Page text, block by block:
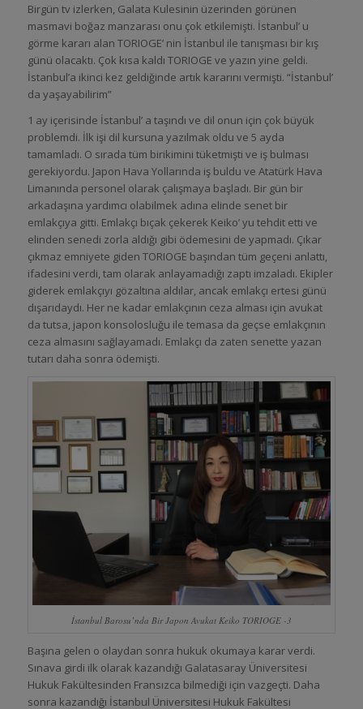
Birgün tv izlerken, Galata Kulesinin üzerinden görünen
masmavi boğaz manzarası onu çok etkilemişti. İstanbul’ u
görme kararı alan TORIOGE’ nin İstanbul ile tanışması bir kış
günü olacaktı. Çok kısa kaldı TORIOGE ve yazın yine geldi.
İstanbul’a ikinci kez geldiğinde artık kararını vermişti. “İstanbul’
da yaşayabilirim”
1 ay içerisinde İstanbul’ a taşındı ve dil onun için çok büyük
problemdi. İlk işi dil kursuna yazılmak oldu ve 5 ayda
tamamladı. O sırada tüm birikimini tüketmişti ve iş bulması
gerekiyordu. Japon Hava Yollarında iş buldu ve Atatürk Hava
Limanında personel olarak çalışmaya başladı. Bir gün bir
arkadaşına yardımcı olabilmek adına elinde senet bir
emlakçıya gitti. Emlakçı bıçak çekerek Keiko’ yu tehdit etti ve
elinden senedi zorla aldığı gibi ödemesini de yapmadı. Çıkar
çıkmaz emniyete giden TORIOGE başından tüm geçeni anlattı,
ifadesini verdi, tam olarak anlayamadığı zaptı imzaladı. Ekipler
giderek emlakçıyı gözaltına aldılar, ancak emlakçı ertesi günü
dışarıdaydı. Her ne kadar emlakçının ceza alması için avukat
da tutsa, japon konsolosluğu ile temasa da geçse emlakçının
ceza almasını sağlayamadı. Emlakçı da zaten senette yazan
tutarı daha sonra ödemişti.
İstanbul Barosu’nda Bir Japon Avukat Keiko TORIOGE -3
Başına gelen o olaydan sonra hukuk okumaya karar verdi.
Sınava girdi ilk olarak kazandığı Galatasaray Üniversitesi
Hukuk Fakültesinden Fransızca bilmediği için vazgeçti. Daha
sonra kazandığı İstanbul Üniversitesi Hukuk Fakültesi